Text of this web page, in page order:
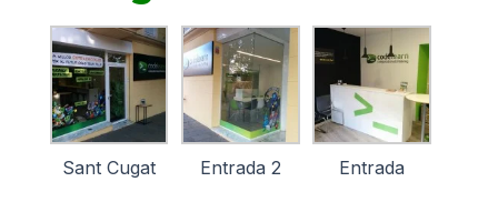
Sant Cugat Entrada 2 Entrada